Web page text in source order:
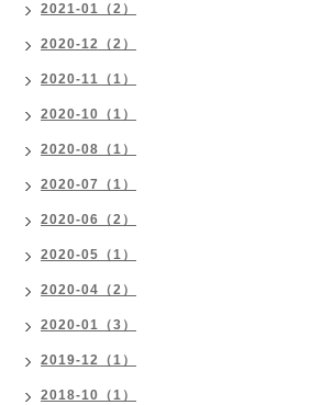
2021-01（2）
2020-12（2）
2020-11（1）
2020-10（1）
2020-08（1）
2020-07（1）
2020-06（2）
2020-05（1）
2020-04（2）
2020-01（3）
2019-12（1）
2018-10（1）